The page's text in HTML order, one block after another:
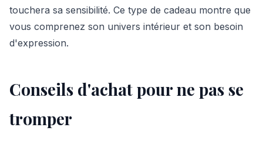
touchera sa sensibilité. Ce type de cadeau montre que
vous comprenez son univers intérieur et son besoin
d'expression.
Conseils d'achat pour ne pas se
tromper